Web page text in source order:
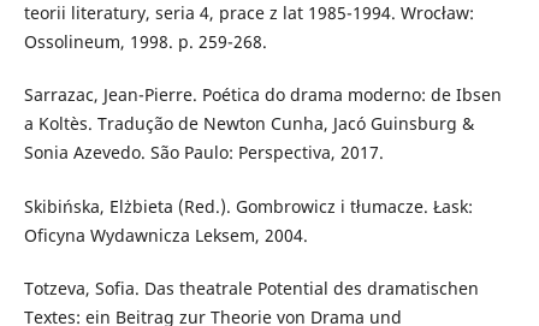
teorii literatury, seria 4, prace z lat 1985-1994. Wrocław:
Ossolineum, 1998. p. 259-268.
Sarrazac, Jean-Pierre. Poética do drama moderno: de Ibsen
a Koltès. Tradução de Newton Cunha, Jacó Guinsburg &
Sonia Azevedo. São Paulo: Perspectiva, 2017.
Skibińska, Elżbieta (Red.). Gombrowicz i tłumacze. Łask:
Oficyna Wydawnicza Leksem, 2004.
Totzeva, Sofia. Das theatrale Potential des dramatischen
Textes: ein Beitrag zur Theorie von Drama und